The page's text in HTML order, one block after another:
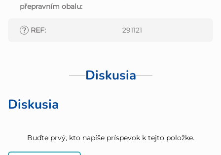
přepravním obalu:
? REF: 291121
Diskusia
Diskusia
Buďte prvý, kto napíše príspevok k tejto položke.